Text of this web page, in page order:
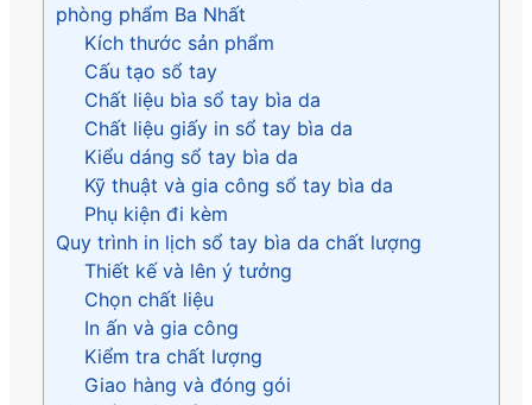
phòng phẩm Ba Nhất
Kích thước sản phẩm
Cấu tạo sổ tay
Chất liệu bìa sổ tay bìa da
Chất liệu giấy in sổ tay bìa da
Kiểu dáng sổ tay bìa da
Kỹ thuật và gia công sổ tay bìa da
Phụ kiện đi kèm
Quy trình in lịch sổ tay bìa da chất lượng
Thiết kế và lên ý tưởng
Chọn chất liệu
In ấn và gia công
Kiểm tra chất lượng
Giao hàng và đóng gói